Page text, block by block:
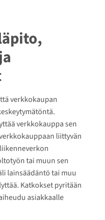
verkkokaupan
verkkokauppa sen
liittyvän
tai muun sen
lainsäädäntö tai muu
Katkokset pyritään
asiakkaalle